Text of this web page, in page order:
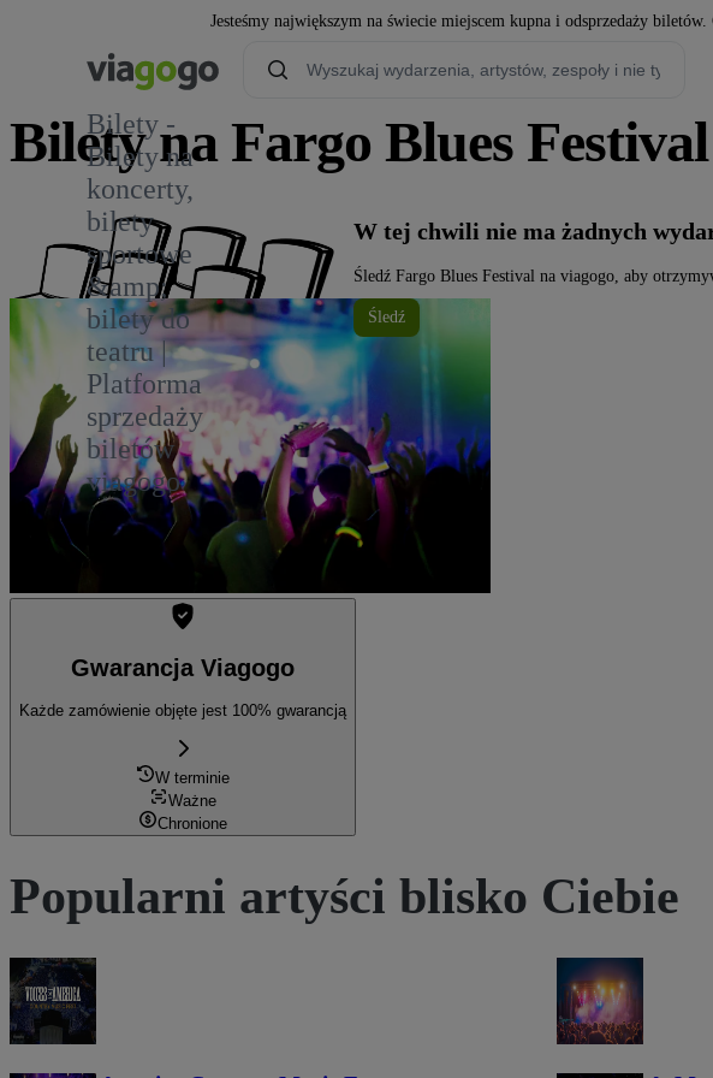
Jesteśmy największym na świecie miejscem kupna i odsprzedaży
Bilety -
Bilety na
koncerty,
bilety
sportowe
&amp;
bilety do
teatru |
Platforma
sprzedaży
biletów
viagogo
Bilety na Fargo Blues Festival
W tej chwili nie ma żadnych
Śledź Fargo Blues Festival na viagogo, aby
Śledź
Gwarancja Viagogo
Każde zamówienie objęte jest 100% gwarancją
W terminie
Ważne
Chronione
Popularni artyści blisko Ciebie